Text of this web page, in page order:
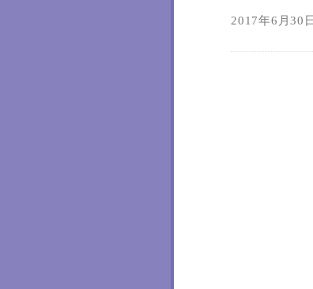
2017年6月30